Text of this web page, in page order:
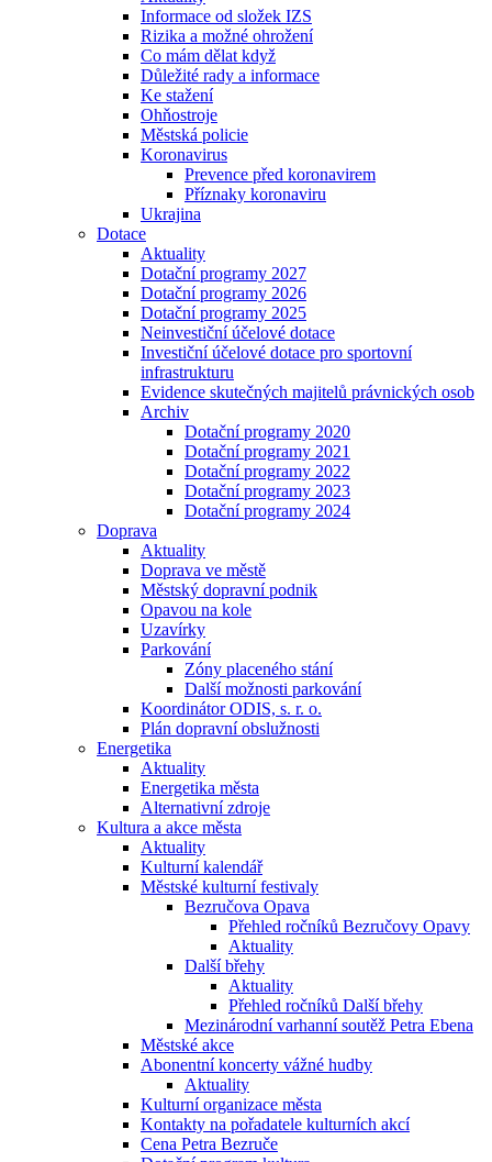
Informace od složek IZS
Rizika a možné ohrožení
Co mám dělat když
Důležité rady a informace
Ke stažení
Ohňostroje
Městská policie
Koronavirus
Prevence před koronavirem
Příznaky koronaviru
Ukrajina
Dotace
Aktuality
Dotační programy 2027
Dotační programy 2026
Dotační programy 2025
Neinvestiční účelové dotace
Investiční účelové dotace pro sportovní
infrastrukturu
Evidence skutečných majitelů právnických osob
Archiv
Dotační programy 2020
Dotační programy 2021
Dotační programy 2022
Dotační programy 2023
Dotační programy 2024
Doprava
Aktuality
Doprava ve městě
Městský dopravní podnik
Opavou na kole
Uzavírky
Parkování
Zóny placeného stání
Další možnosti parkování
Koordinátor ODIS, s. r. o.
Plán dopravní obslužnosti
Energetika
Aktuality
Energetika města
Alternativní zdroje
Kultura a akce města
Aktuality
Kulturní kalendář
Městské kulturní festivaly
Bezručova Opava
Přehled ročníků Bezručovy Opavy
Aktuality
Další břehy
Aktuality
Přehled ročníků Další břehy
Mezinárodní varhanní soutěž Petra Ebena
Městské akce
Abonentní koncerty vážné hudby
Aktuality
Kulturní organizace města
Kontakty na pořadatele kulturních akcí
Cena Petra Bezruče